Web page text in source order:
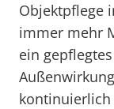
Objektpflege
immer mehr
ein